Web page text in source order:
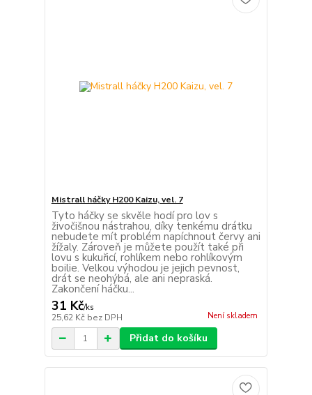
Mistrall háčky H200 Kaizu, vel. 7
Tyto háčky se skvěle hodí pro lov s
živočišnou nástrahou, díky tenkému drátku
nebudete mít problém napíchnout červy ani
žížaly. Zároveň je můžete použít také při
lovu s kukuřicí, rohlíkem nebo rohlíkovým
boilie. Velkou výhodou je jejich pevnost,
drát se neohýbá, ale ani nepraská.
Zakončení háčku...
31 Kč/ks
25,62 Kč bez DPH Není skladem
Přidat do košíku